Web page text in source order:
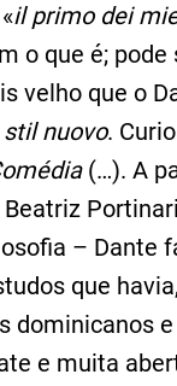
il primo dei
o que é;
velho que o
nuovo.
(…). A
– Dante
que
dominicanos
e muita